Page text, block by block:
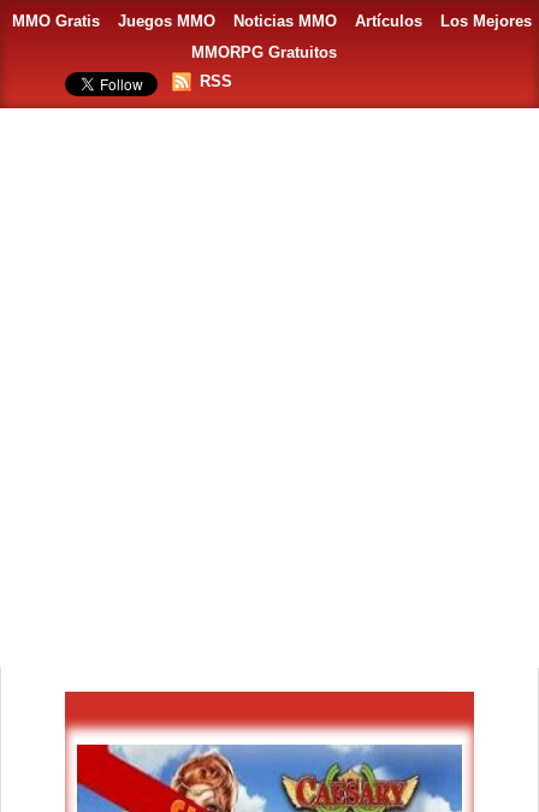
MMO Gratis Juegos MMO Noticias MMO Artículos
Los Mejores
MMORPG Gratuitos
RSS